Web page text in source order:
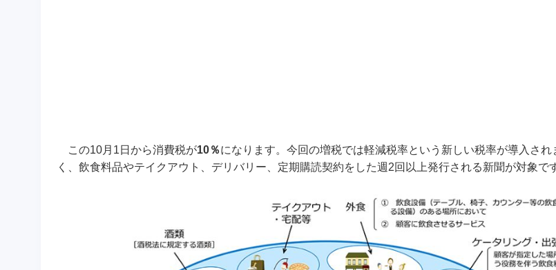
この10月1日から消費税が10％になります。 今回の増税では軽減税率という新しい税率が導入され
く、飲食料品やテイクアウト、デリバリー、定期購読契約をした週2回以上発行される新聞が対象で